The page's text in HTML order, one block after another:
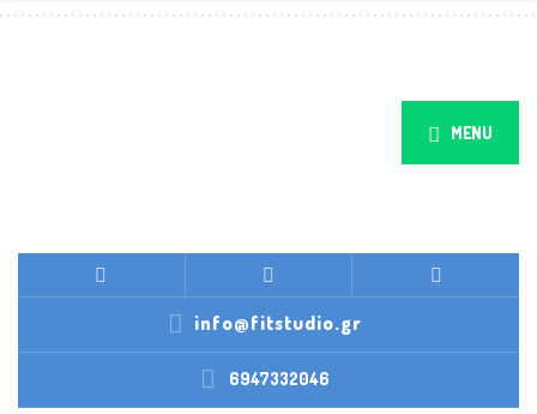
MENU
info@fitstudio.gr
6947332046